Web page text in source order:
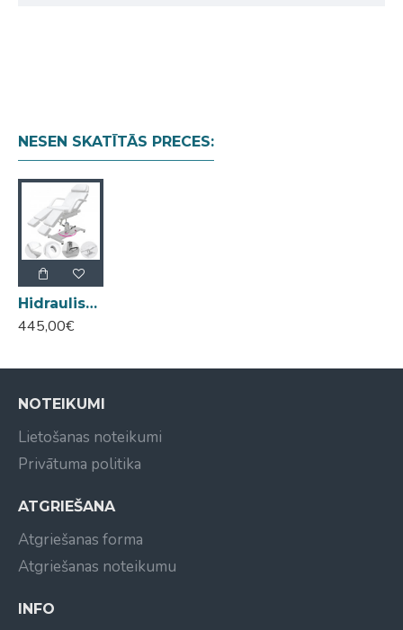
NESEN SKATĪTĀS PRECES:
Hidrauliskais pedikīra krēsls CH-235
445,00€
NOTEIKUMI
Lietošanas noteikumi
Privātuma politika
ATGRIEŠANA
Atgriešanas forma
Atgriešanas noteikumu
INFO